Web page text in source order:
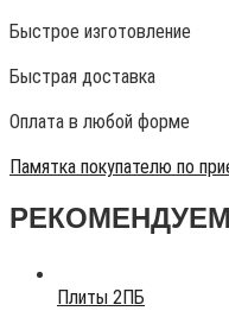
Быстрое изготовление
Быстрая доставка
Оплата в любой форме
Памятка покупателю по
Плиты 2ПБ